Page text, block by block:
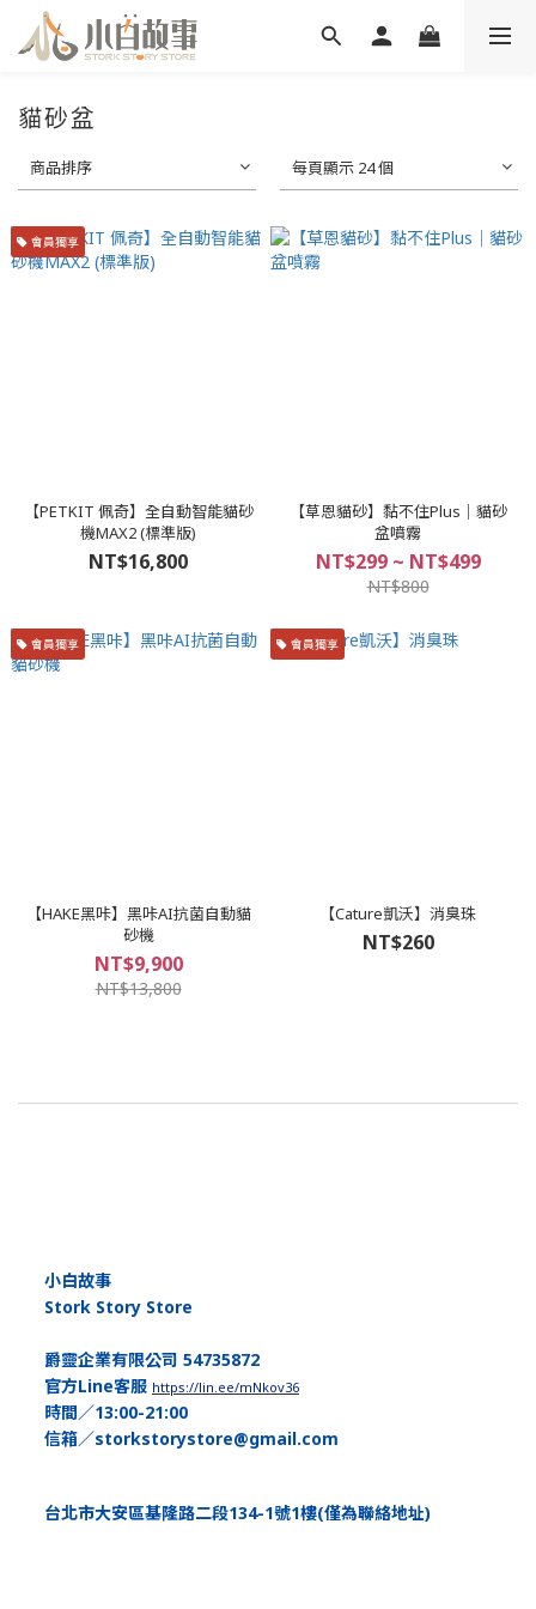
貓砂盆
商品排序 每頁顯示 24 個
會員獨享
【PETKIT 佩奇】全自動智能貓砂
機MAX2 (標準版)
NT$16,800
【草恩貓砂】黏不住Plus｜貓砂
盆噴霧
NT$299 ~ NT$499
NT$800
會員獨享
【HAKE黑咔】黑咔AI抗菌自動貓
砂機
NT$9,900
NT$13,800
會員獨享
【Cature凱沃】消臭珠
NT$260
小白故事
Stork Story Store
爵靈企業有限公司 54735872
官方Line客服 https://lin.ee/mNkov36
時間／13:00-21:00
信箱／storkstorystore@gmail.com
台北市大安區基隆路二段134-1號1樓(僅為聯絡地址)